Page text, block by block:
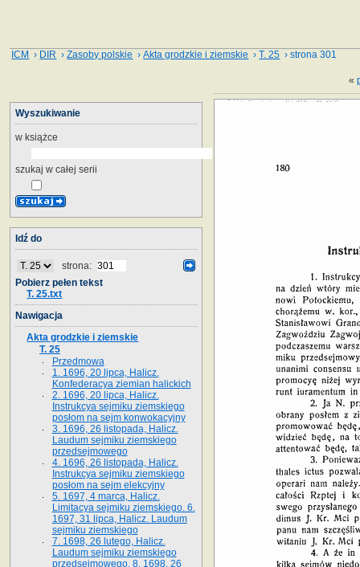
ICM › DIR ›Zasoby polskie ›Akta grodzkie i ziemskie ›T. 25 › strona 301
«
Wyszukiwanie
w książce
szukaj w całej serii
Idź do
strona:
Pobierz pełen tekst
T. 25.txt
Nawigacja
Akta grodzkie i ziemskie
T. 25
Przedmowa
1. 1696, 20 lipca, Halicz.
Konfederacya ziemian halickich
2. 1696, 20 lipca, Halicz.
Instrukcya sejmiku ziemskiego
posłom na sejm konwokacyjny
3. 1696, 26 listopada, Halicz.
Laudum sejmiku ziemskiego
przedsejmowego
4. 1696, 26 listopada, Halicz.
Instrukcya sejmiku ziemskiego
posłom na sejm elekcyjny
5. 1697, 4 marca, Halicz.
Limitacya sejmiku ziemskiego. 6.
1697, 31 lipca, Halicz. Laudum
sejmiku ziemskiego
7. 1698, 26 lutego, Halicz.
Laudum sejmiku ziemskiego
przedsejmowego. 8. 1698, 26